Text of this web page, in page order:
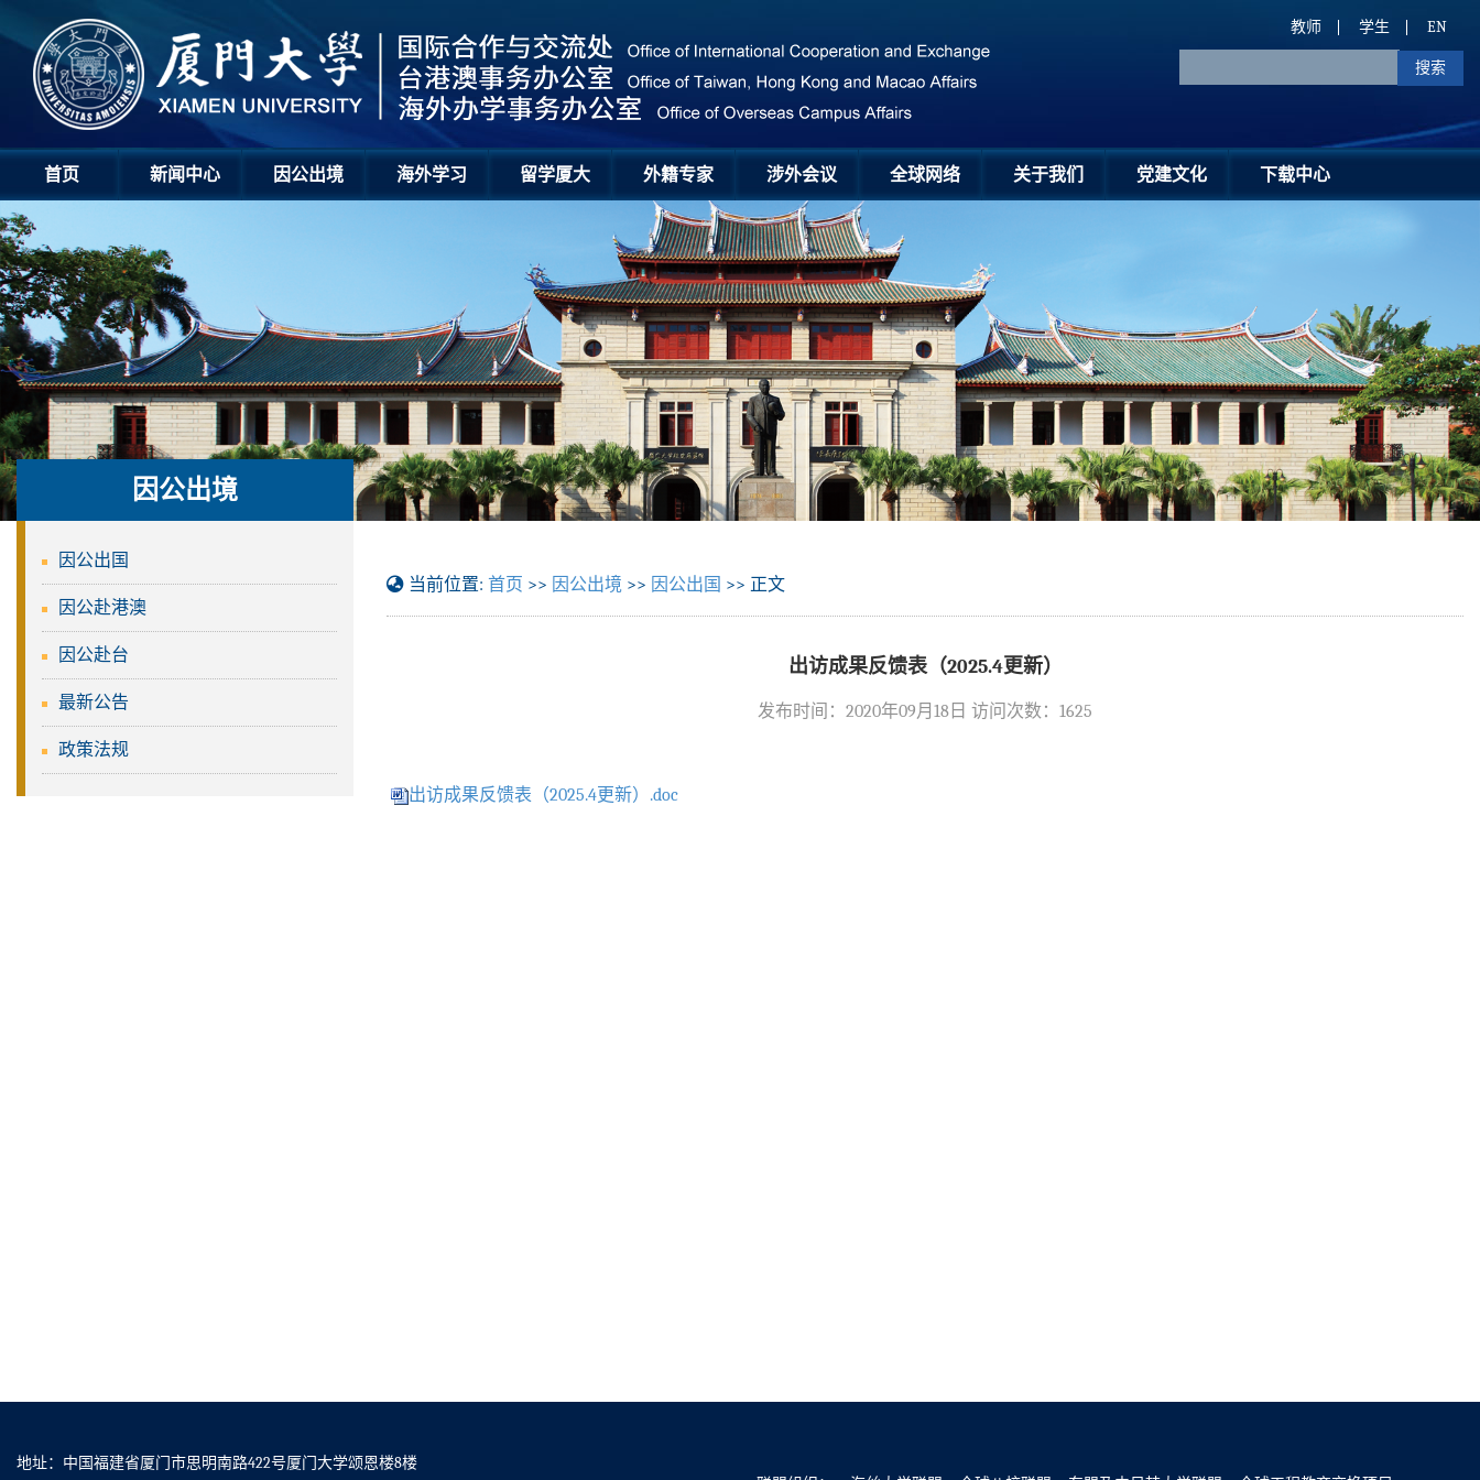
教师 学生 EN
首页 新闻中心 因公出境 海外学习 留学厦大 外籍专家 涉外会议 全球网络 关于我们 党建文化 下载中心
因公出境
因公出国
因公赴港澳
因公赴台
最新公告
政策法规
当前位置: 首页 >> 因公出境 >> 因公出国 >> 正文
出访成果反馈表（2025.4更新）
发布时间：2020年09月18日 访问次数： 1625
出访成果反馈表（2025.4更新）.doc
地址：中国福建省厦门市思明南路422号厦门大学颂恩楼8楼